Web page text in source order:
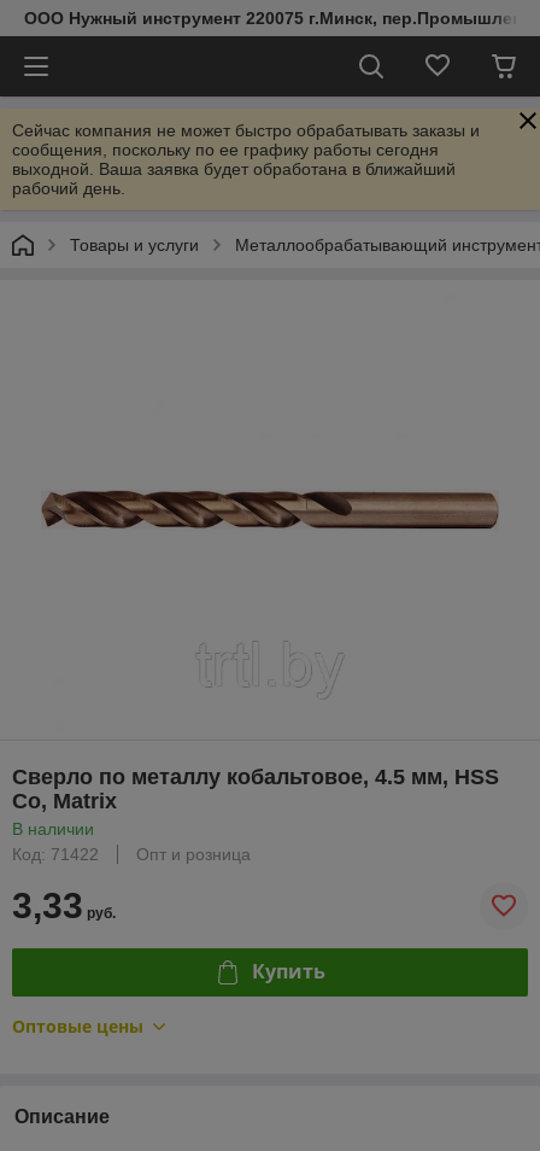
ООО Нужный инструмент 220075 г.Минск,
Сейчас компания не может быстро обрабатывать заказы и
сообщения, поскольку по ее графику работы сегодня
выходной. Ваша заявка будет обработана в ближайший
рабочий день.
Товары и услуги Металлообрабатывающий
Сверло по металлу кобальтовое, 4.5 мм, HSS
Co, Matrix
В наличии
Код: 71422
Опт и розница
3,33 руб.
Купить
Оптовые цены
Описание